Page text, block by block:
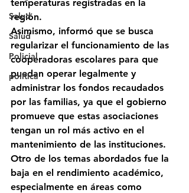
Salud
Salud
Policial
politica
temperaturas registradas en la
región.
Asimismo, informó que se busca
regularizar el funcionamiento de las
cooperadoras escolares para que
puedan operar legalmente y
administrar los fondos recaudados
por las familias, ya que el gobierno
promueve que estas asociaciones
tengan un rol más activo en el
mantenimiento de las instituciones.
Otro de los temas abordados fue la
baja en el rendimiento académico,
especialmente en áreas como